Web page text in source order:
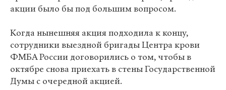
акции было бы под большим вопросом.
Когда нынешняя акция подходила к концу,
сотрудники выездной бригады Центра крови
ФМБА России договорились о том, чтобы в
октябре снова приехать в стены Государственной
Думы с очередной акцией.